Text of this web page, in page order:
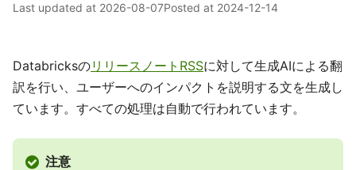
Last updated at 2026-08-07Posted at 2024-12-14
DatabricksのリリースノートRSSに対して生成AIによる翻
訳を行い、ユーザーへのインパクトを説明する文を生成し
ています。すべての処理は自動で行われています。
注意